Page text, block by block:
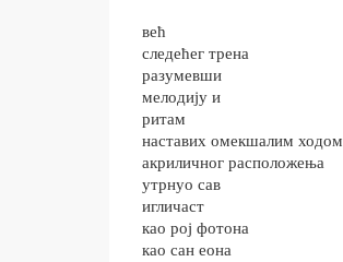
већ
следећег трена
разумевши
мелодију и
ритам
наставих омекшалим ходом
акриличног расположења
утрнуо сав
игличаст
као рој фотона
као сан еона